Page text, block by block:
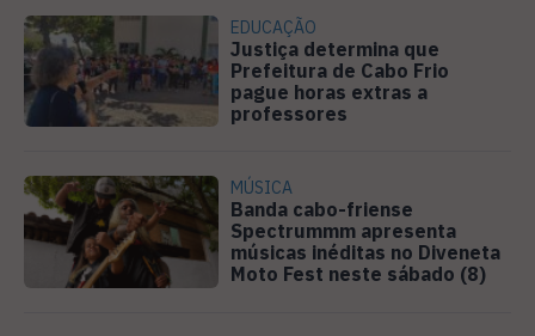
EDUCAÇÃO
Justiça determina que
Prefeitura de Cabo Frio
pague horas extras a
professores
MÚSICA
Banda cabo-friense
Spectrummm apresenta
músicas inéditas no Diveneta
Moto Fest neste sábado (8)